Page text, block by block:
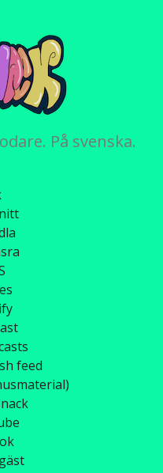
På svenska.
feed